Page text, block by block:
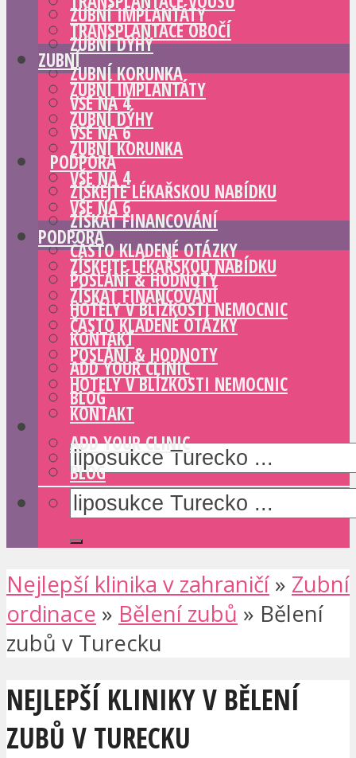
ZUBNÍ IMPLANTÁTY
ZUBNÍ DÝHY
ZUBNÍ KORUNKA
VŠE NA 4
VŠE NA 6
PODPORA
ZÍSKEJTE LÉKAŘSKOU NABÍDKU
ZÍSKAT FINANCOVÁNÍ
ČASTO KLADENÉ OTÁZKY
POSLÁNÍ & HODNOTY
HOTELY V BLÍZKOSTI NEMOCNIC
KONTAKT
ADD YOUR CLINIC
BLOG
TRANSPLANTACE OBOČÍ
ZUBNÍ
ZUBNÍ IMPLANTÁTY
ZUBNÍ DÝHY
ZUBNÍ KORUNKA
VŠE NA 4
VŠE NA 6
PODPORA
ZÍSKEJTE LÉKAŘSKOU NABÍDKU
ZÍSKAT FINANCOVÁNÍ
ČASTO KLADENÉ OTÁZKY
POSLÁNÍ & HODNOTY
HOTELY V BLÍZKOSTI NEMOCNIC
KONTAKT
ADD YOUR CLINIC
BLOG
Nejlepší klinika v zahraničí » Zubní
ordinace » Bělení zubů » Bělení
zubů v Turecku
NEJLEPŠÍ KLINIKY V BĚLENÍ
ZUBŮ V TURECKU